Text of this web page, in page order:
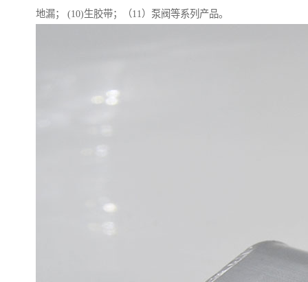
地漏； (10)生胶带；（11）泵阀等系列产品。